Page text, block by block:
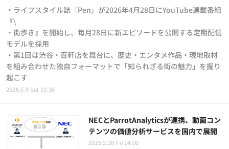
2026.5.9 Sat 13:36
・ライフスタイル誌『Pen』が2026年4月28日にYouTube連載番組
『\
・街歩き』を開始し、毎月28日に新エピソードを公開する定期配信
モデルを採用
・第1回は渋谷・百軒店を舞台に、歴史・エンタメ作品・現地取材
を組み合わせた独自フォーマットで「知られざる街の魅力」を掘り
起こす
NECとParrotAnalyticsが連携、動画コン
テンツの価値分析サービスを国内で展開
2025.2.28 Fri 14:00